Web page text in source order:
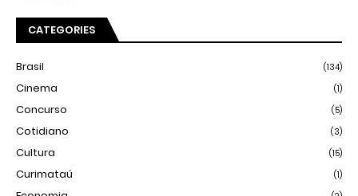
CATEGORIES
Brasil (134)
Cinema (1)
Concurso (5)
Cotidiano (3)
Cultura (15)
Curimataú (1)